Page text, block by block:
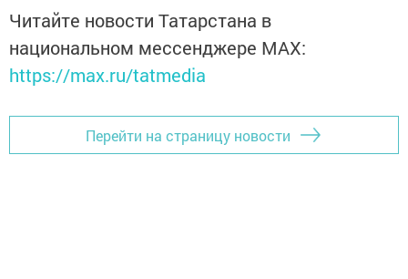
Читайте новости Татарстана в
национальном мессенджере MАХ:
https://max.ru/tatmedia
Перейти на страницу новости